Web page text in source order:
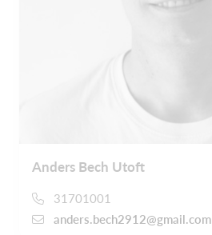
Anders Bech Utoft
31701001
anders.bech2912@gmail.com